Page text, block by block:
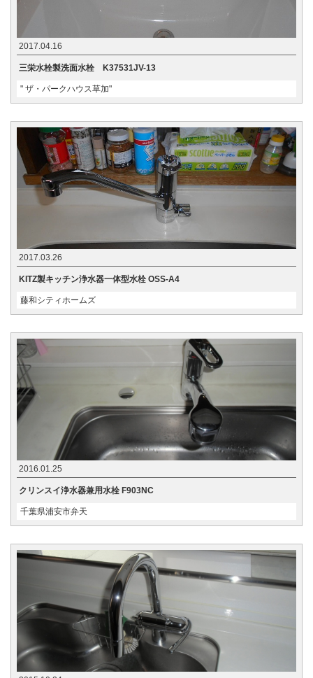
2017.04.16
三栄水栓製洗面水栓 K37531JV-13
" ザ・パークハウス草加"
2017.03.26
KITZ製キッチン浄水器一体型水栓 OSS-A4
藤和シティホームズ
2016.01.25
クリンスイ浄水器兼用水栓 F903NC
千葉県浦安市弁天